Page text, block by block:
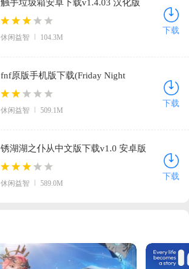
触手垃圾箱安卓下载v1.4.03 汉化版
休闲益智 104.3M
下载
fnf原版手机版下载(Friday Night
Funkin)v0.4.0 最新版
休闲益智 509.1M
下载
锈湖湖之仆从中文版下载v1.0 安卓版
休闲益智 589.0M
下载